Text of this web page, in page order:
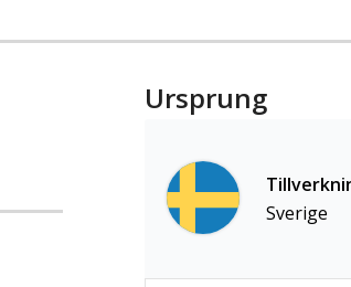
Ursprung
Sverige